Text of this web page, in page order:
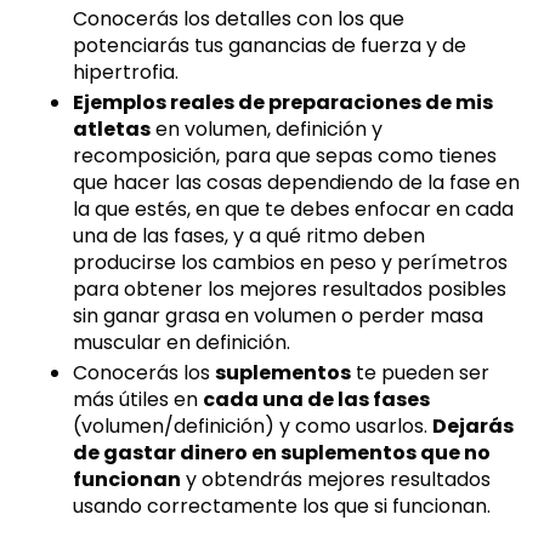
Conocerás los detalles con los que
potenciarás tus ganancias de fuerza y de
hipertrofia.
Ejemplos reales de preparaciones de mis
atletasen volumen, definición y
recomposición, para que sepas como tienes
que hacer las cosas dependiendo de la fase en
la que estés, en que te debes enfocar en cada
una de las fases, y a qué ritmo deben
producirse los cambios en peso y perímetros
para obtener los mejores resultados posibles
sin ganar grasa en volumen o perder masa
muscular en definición.
Conocerás lossuplementos te pueden ser
más útiles en cada una de las fases
(volumen/definición) y como usarlos. Dejarás
de gastar dinero en suplementos que no
funcionan y obtendrás mejores resultados
usando correctamente los que si funcionan.